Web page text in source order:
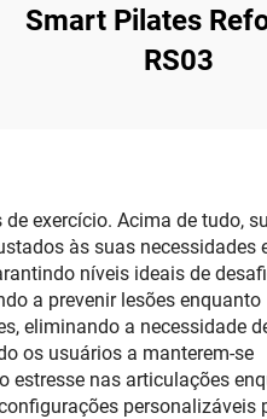
Smart Pilates
RS03
exercício. Acima de tudo,
às suas necessidades
níveis ideais de
a prevenir lesões enquanto
eliminando a necessidade
os usuários a manterem-se
estresse nas articulações
personalizáveis